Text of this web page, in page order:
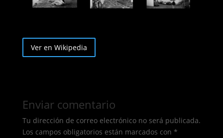
Ver en Wikipedia
Enviar comentario
Tu dirección de correo electrónico no será publicada.
Los campos obligatorios están marcados con *